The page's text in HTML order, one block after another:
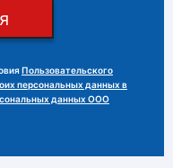
Пользовательского
персональных данных в
данных ООО